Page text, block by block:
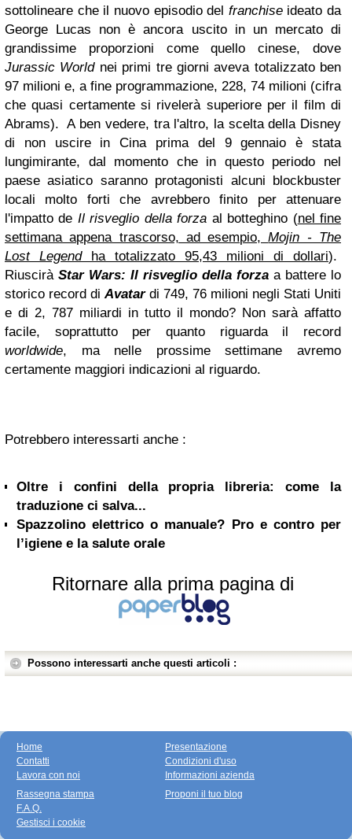
sottolineare che il nuovo episodio del franchiseideato da
George Lucas non è ancora uscito in un mercato di
grandissime proporzioni come quello cinese, dove
Jurassic World nei primi tre giorniaveva totalizzato ben
97 milioni e, a fine programmazione, 228, 74 milioni (cifra
che quasi certamente si rivelerà superiore per il film di
Abrams).
A ben vedere, tra l'altro, la scelta della Disney
di non uscire in Cina prima del 9 gennaio è stata
lungimirante, dal momento che in questo periodo nel
paese asiatico saranno protagonisti alcuni blockbuster
locali molto forti che avrebbero finito per attenuare
l'impatto de Il risveglio della forza al botteghino (nel fine
settimana appena trascorso, ad esempio,Mojin - The
Lost Legendha totalizzato 95,43 milioni di dollari).
Riuscirà Star Wars: Il risveglio della forza a battere lo
storico record diAvatardi 749, 76 milioni negli Stati Uniti
e di 2, 787 miliardi in tutto il mondo? Non sarà affatto
facile, soprattutto per quanto riguarda il record
worldwide, ma nelle prossime settimane avremo
certamente maggiori indicazioni al riguardo.
Potrebbero interessarti anche :
Oltre i confini della propria libreria: come la
traduzione ci salva...
Spazzolino elettrico o manuale? Pro e contro per
l’igiene e la salute orale
Ritornare alla prima pagina di
Possono interessarti anche questi articoli :
Home
Contatti
Lavora con noi
Presentazione
Condizioni d'uso
Informazioni azienda
Rassegna stampa
F.A.Q.
Gestisci i cookie
Proponi il tuo blog